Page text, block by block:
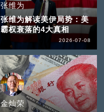
张维为
张维为解读美伊局势：美
霸权衰落的4大真相
2026-07-08
金灿荣